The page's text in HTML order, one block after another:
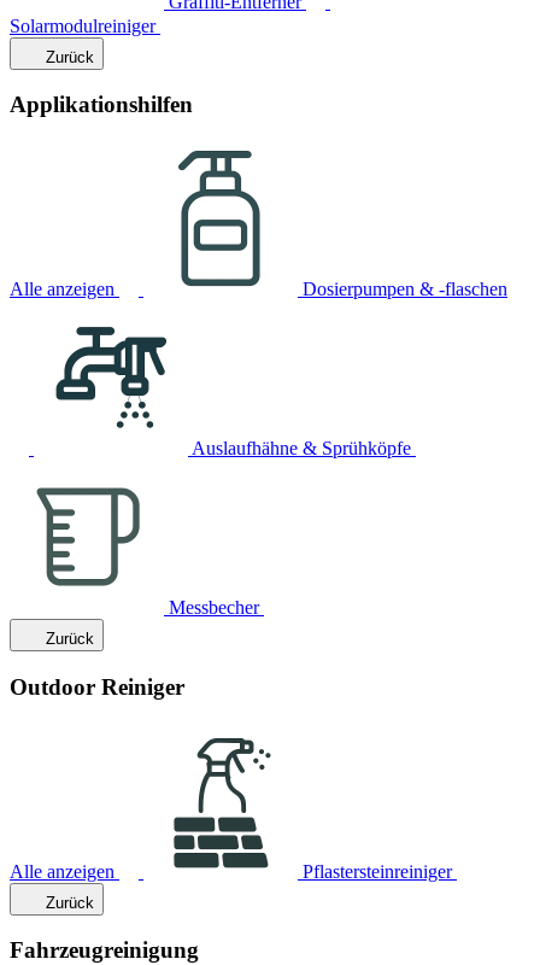
Solarmodulreiniger
Zurück
Applikationshilfen
Alle anzeigen Dosierpumpen & -flaschen
Auslaufhähne & Sprühköpfe
Messbecher
Zurück
Outdoor Reiniger
Alle anzeigen Pflastersteinreiniger
Zurück
Fahrzeugreinigung